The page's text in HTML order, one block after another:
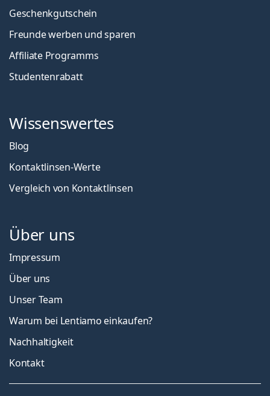
Geschenkgutschein
Freunde werben und sparen
Affiliate Programms
Studentenrabatt
Wissenswertes
Blog
Kontaktlinsen-Werte
Vergleich von Kontaktlinsen
Über uns
Impressum
Über uns
Unser Team
Warum bei Lentiamo einkaufen?
Nachhaltigkeit
Kontakt